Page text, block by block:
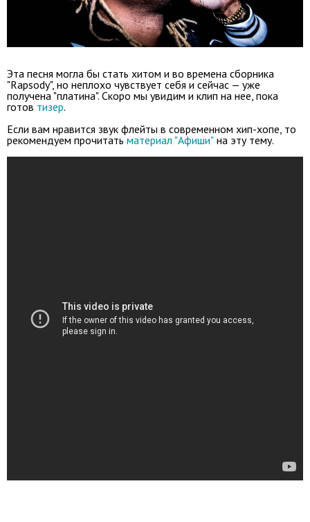
Эта песня могла бы стать хитом и во времена сборника
"Rapsody", но неплохо чувствует себя и сейчас — уже
получена "платина". Скоро мы увидим и клип на нее, пока
готов тизер.
Если вам нравится звук флейты в современном хип-хопе, то
рекомендуем прочитатьматериал "Афиши" на эту тему.